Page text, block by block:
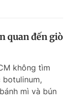
quan đến giò
không tìm
mì và bún